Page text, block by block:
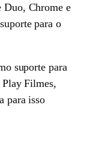
Duo, Chrome e
para o
suporte para
Filmes,
para isso